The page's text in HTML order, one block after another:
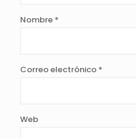
Nombre *
Correo electrónico *
Web